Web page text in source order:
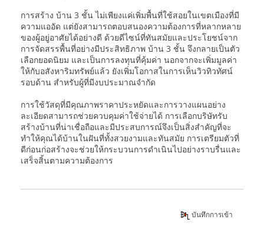
การสร้าง บ้าน 3 ชั้น ไม่เพียงแค่เพิ่มพื้นที่ใช้สอยในเขตเมืองที่มี
ความแออัด แต่ยังสามารถตอบสนองความต้องการที่หลากหลาย
ของผู้อยู่อาศัยได้อย่างดี ด้วยดีไซน์ที่ทันสมัยและประโยชน์จาก
การจัดสรรพื้นที่อย่างมีประสิทธิภาพ บ้าน 3 ชั้น จึงกลายเป็นตัว
เลือกยอดนิยม และเป็นการลงทุนที่คุ้มค่า นอกจากจะเพิ่มมูลค่า
ให้กับอสังหาริมทรัพย์แล้ว ยังเพิ่มโอกาสในการเห็นวิวทิวทัศน์
รอบด้าน สำหรับผู้ที่มีงบประมาณจำกัด
การใช้วัสดุที่มีคุณภาพราคาประหยัดและการวางแผนอย่าง
ละเอียดสามารถช่วยควบคุมค่าใช้จ่ายได้ การเลือกบริษัทรับ
สร้างบ้านที่น่าเชื่อถือและมีประสบการณ์จึงเป็นสิ่งสำคัญที่จะ
ทำให้คุณได้บ้านในฝันที่ทั้งสวยงามและทันสมัย การเตรียมตัวที่
ดีก่อนก่อสร้างจะช่วยให้กระบวนการดำเนินไปอย่างราบรื่นและ
เสร็จสิ้นตามความต้องการ
บันทึกการเข้า